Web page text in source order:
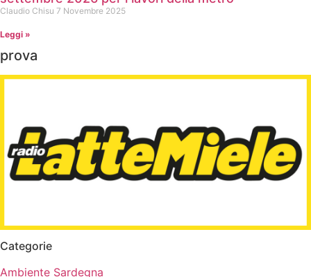
Claudio Chisu 7 Novembre 2025
Leggi »
prova
Categorie
Ambiente Sardegna